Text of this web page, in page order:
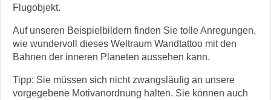
Flugobjekt.
Auf unseren Beispielbildern finden Sie tolle Anregungen,
wie wundervoll dieses Weltraum Wandtattoo mit den
Bahnen der inneren Planeten aussehen kann.
Tipp: Sie müssen sich nicht zwangsläufig an unsere
vorgegebene Motivanordnung halten. Sie können auch